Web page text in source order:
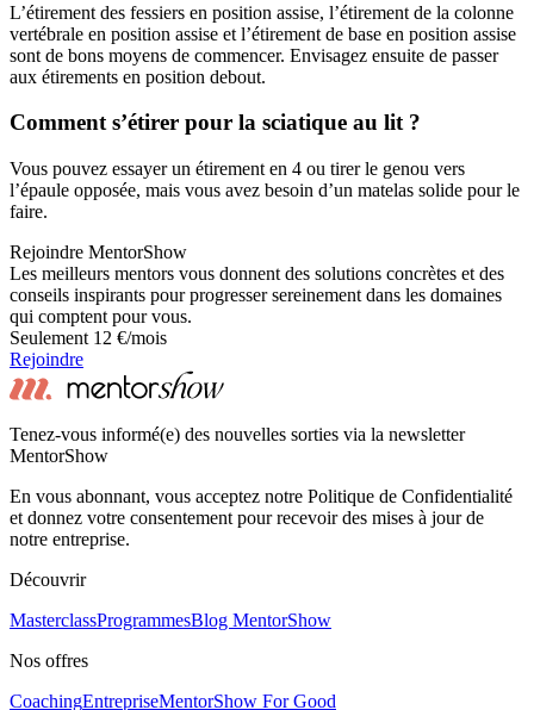
L’étirement des fessiers en position assise, l’étirement de la colonne
vertébrale en position assise et l’étirement de base en position assise
sont de bons moyens de commencer. Envisagez ensuite de passer
aux étirements en position debout.
Comment s’étirer pour la sciatique au lit ?
Vous pouvez essayer un étirement en 4 ou tirer le genou vers
l’épaule opposée, mais vous avez besoin d’un matelas solide pour le
faire.
Rejoindre MentorShow
Les meilleurs mentors vous donnent des solutions concrètes et des
conseils inspirants pour progresser sereinement dans les domaines
qui comptent pour vous.
Seulement 12 €/mois
Rejoindre
Tenez-vous informé(e) des nouvelles sorties via la newsletter
MentorShow
En vous abonnant, vous acceptez notre Politique de Confidentialité
et donnez votre consentement pour recevoir des mises à jour de
notre entreprise.
Découvrir
MasterclassProgrammesBlog MentorShow
Nos offres
CoachingEntrepriseMentorShow For Good